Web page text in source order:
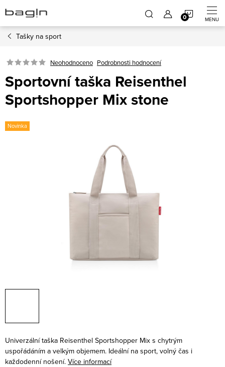
na
obsah
Tašky na sport
Neohodnoceno Podrobnosti hodnocení
Sportovní taška Reisenthel
Sportshopper Mix stone
Novinka
Univerzální taška Reisenthel Sportshopper Mix s chytrým
uspořádáním a velkým objemem. Ideální na sport, volný čas i
každodenní nošení. Více informací